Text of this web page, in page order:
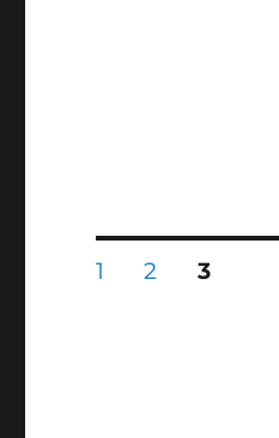
SEITE
1 SEITE
2 SEITE
3